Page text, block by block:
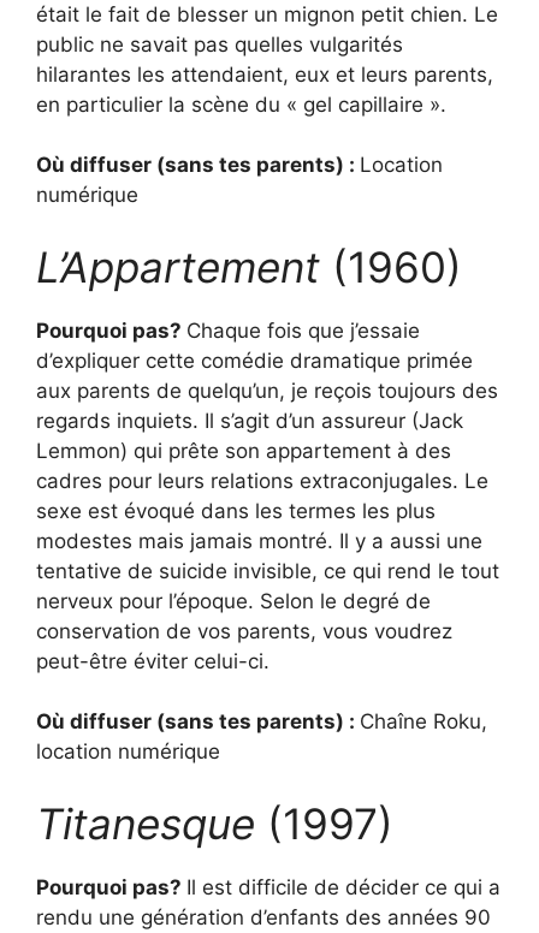
était le fait de blesser un mignon petit chien. Le
public ne savait pas quelles vulgarités
hilarantes les attendaient, eux et leurs parents,
en particulier la scène du « gel capillaire ».
Où diffuser (sans tes parents) : Location
numérique
L’Appartement (1960)
Pourquoi pas? Chaque fois que j’essaie
d’expliquer cette comédie dramatique primée
aux parents de quelqu’un, je reçois toujours des
regards inquiets. Il s’agit d’un assureur (Jack
Lemmon) qui prête son appartement à des
cadres pour leurs relations extraconjugales. Le
sexe est évoqué dans les termes les plus
modestes mais jamais montré. Il y a aussi une
tentative de suicide invisible, ce qui rend le tout
nerveux pour l’époque. Selon le degré de
conservation de vos parents, vous voudrez
peut-être éviter celui-ci.
Où diffuser (sans tes parents) : Chaîne Roku,
location numérique
Titanesque (1997)
Pourquoi pas? Il est difficile de décider ce qui a
rendu une génération d’enfants des années 90